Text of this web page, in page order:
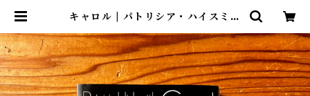
キャロル | パトリシア・ハイスミス
町 漁村の本屋 トンガ坂文庫